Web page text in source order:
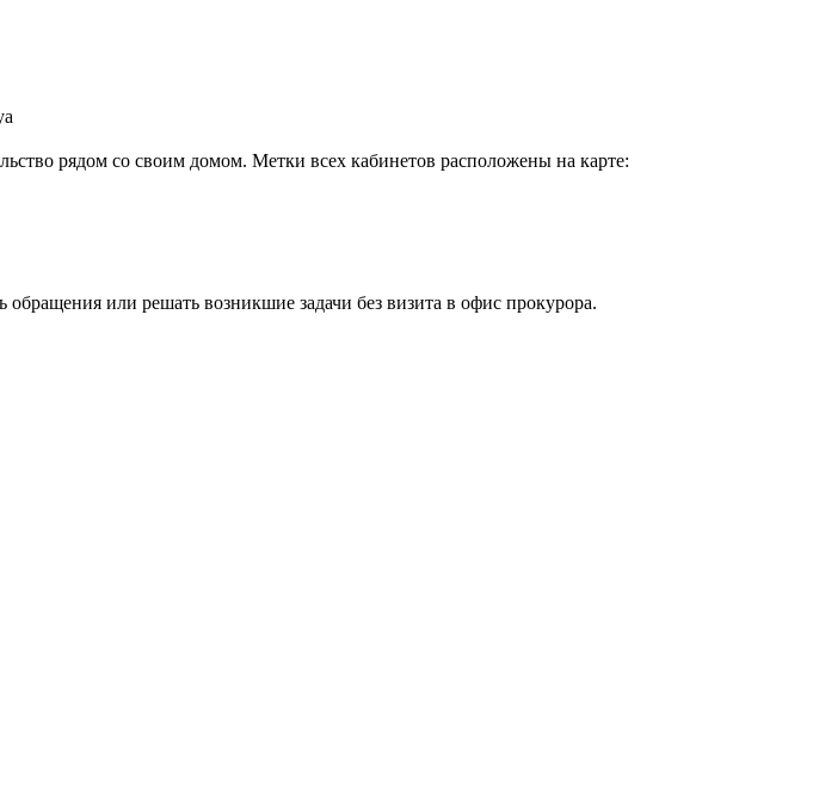
рядом со своим домом. Метки всех кабинетов расположены на карте:
или решать возникшие задачи без визита в офис прокурора.